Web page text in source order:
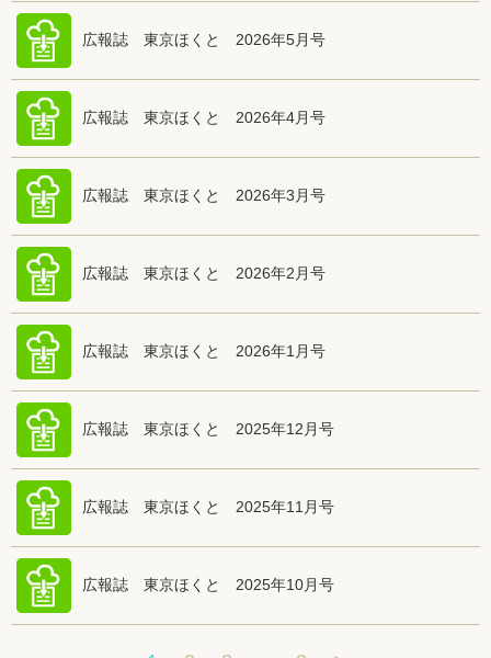
広報誌 東京ほくと 2026年5月号
広報誌 東京ほくと 2026年4月号
広報誌 東京ほくと 2026年3月号
広報誌 東京ほくと 2026年2月号
広報誌 東京ほくと 2026年1月号
広報誌 東京ほくと 2025年12月号
広報誌 東京ほくと 2025年11月号
広報誌 東京ほくと 2025年10月号